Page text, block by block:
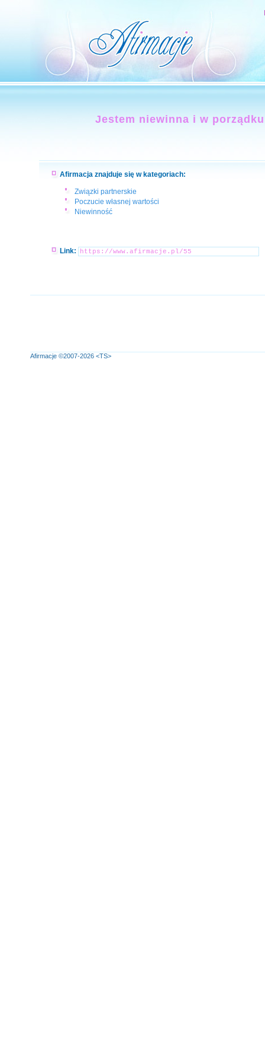
Jestem niewinna i w
Afirmacja znajduje się w kategoriach:
Związki partnerskie
Poczucie własnej wartości
Niewinność
Link:
Afirmacje ©2007-2026 <TS>